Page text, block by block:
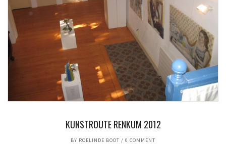
KUNSTROUTE RENKUM 2012
BY ROELINDE BOOT / 0 COMMENT